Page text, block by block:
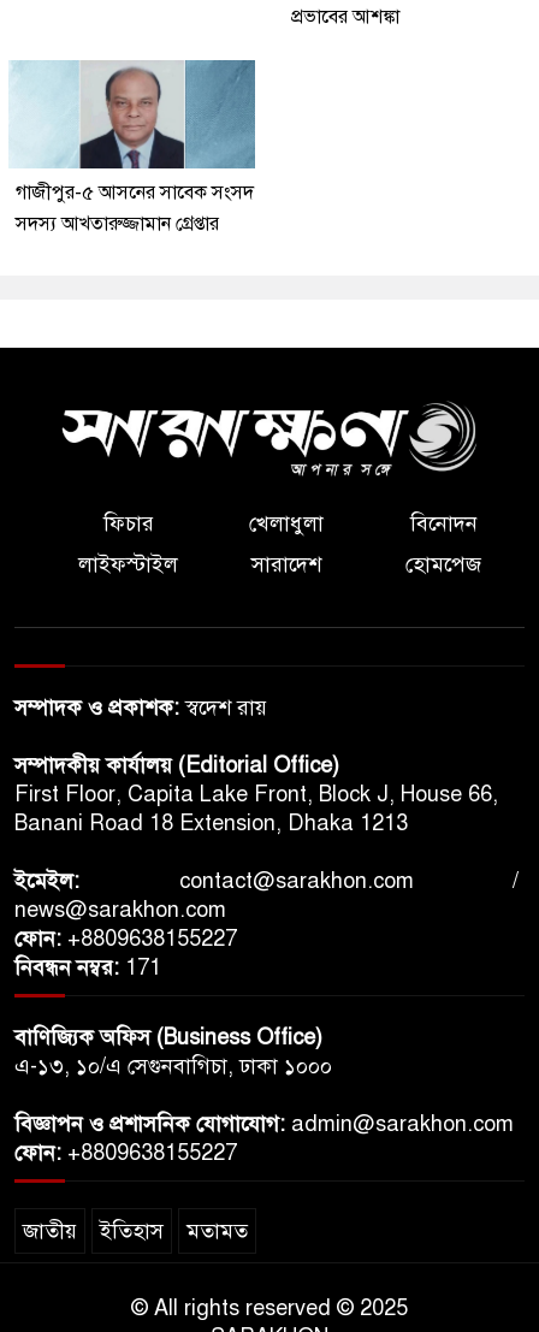
প্রভাবের আশঙ্কা
গাজীপুর-৫ আসনের সাবেক সংসদ
সদস্য আখতারুজ্জামান গ্রেপ্তার
ফিচার খেলাধুলা
বিনোদন
লাইফস্টাইল
সারাদেশ হোমপেজ
সম্পাদক ও প্রকাশক:স্বদেশ রায়
সম্পাদকীয় কার্যালয় (Editorial Office)
First Floor, Capita Lake Front, Block J, House 66,
Banani Road 18 Extension, Dhaka 1213
ইমেইল: contact@sarakhon.com /
news@sarakhon.com
ফোন: +8809638155227
নিবন্ধন নম্বর: 171
বাণিজ্যিক অফিস (Business Office)
এ-১৩, ১০/এ সেগুনবাগিচা, ঢাকা ১০০০
বিজ্ঞাপন ও প্রশাসনিক যোগাযোগ: admin@sarakhon.com
ফোন: +8809638155227
জাতীয় ইতিহাস মতামত
© All rights reserved © 2025